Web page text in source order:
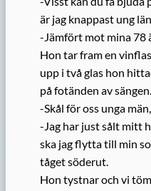
är jag knappast ung
-Jämfört mot mina 78
Hon tar fram en
upp i två glas hon
på fotänden av sängen.
-Skål för oss unga
-Jag har just sålt mitt
ska jag flytta till min
tåget söderut.
Hon tystnar och vi